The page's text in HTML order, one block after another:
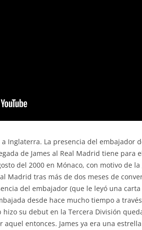
Inglaterra. La presencia del embajador
de James al Real Madrid tiene para
del 2000 en Mónaco, con motivo de la
Madrid tras más de dos meses de
del embajador (que le leyó una
desde hace mucho tiempo a
su debut en la Tercera División
entonces. James ya era una